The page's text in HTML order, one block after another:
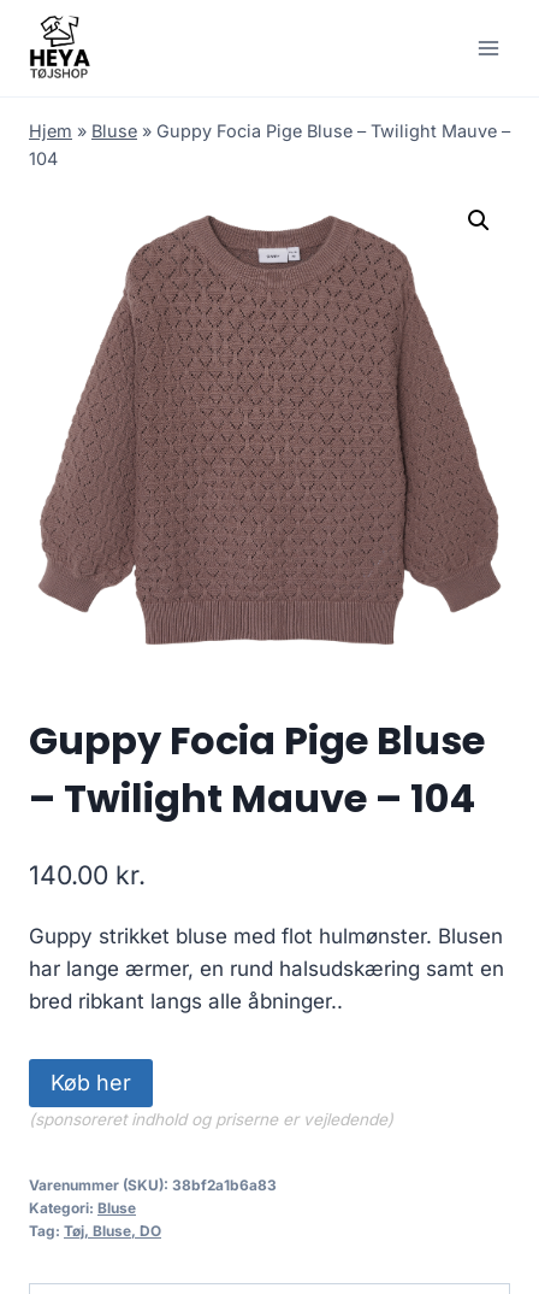
content
Hjem » Bluse » Guppy Focia Pige Bluse – Twilight Mauve –
104
Guppy Focia Pige Bluse
– Twilight Mauve – 104
140.00 kr.
Guppy strikket bluse med flot hulmønster. Blusen
har lange ærmer, en rund halsudskæring samt en
bred ribkant langs alle åbninger..
Køb her
(sponsoreret indhold og priserne er vejledende)
Varenummer (SKU): 38bf2a1b6a83
Kategori: Bluse
Tag: Tøj, Bluse, DO